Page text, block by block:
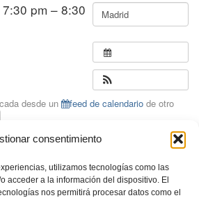
consentimiento
utilizamos tecnologías como las
acceder a la información del dispositivo. El
nos permitirá procesar datos como el
pm – 8:30
desde un feed de calendario de otro